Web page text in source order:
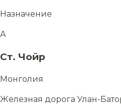
Назначение
А
Ст. Чойр
Монголия
Железная дорога Улан-